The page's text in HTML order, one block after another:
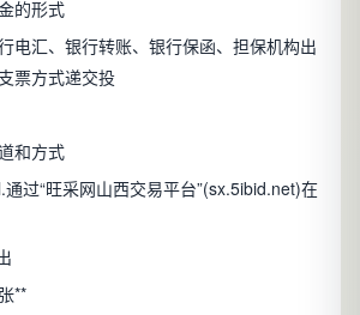
的形式
电汇、银行转账、银行保函、担保机构出
票方式递交投
和方式
过“旺采网山西交易平台”(sx.5ibid.net)在
**